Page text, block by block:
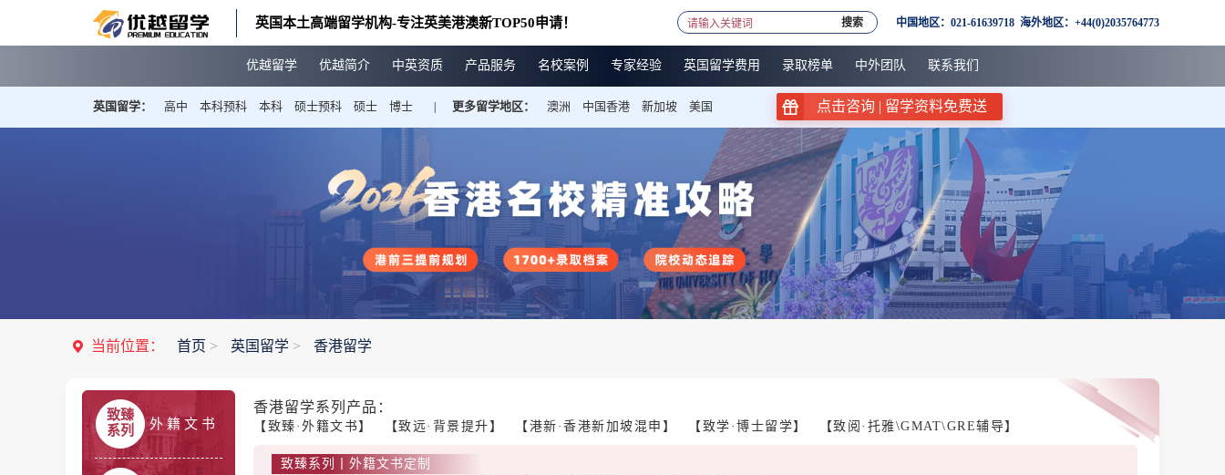
英国本土高端留学机构-专注英美港澳新TOP50申请！ 中国地区：021-61639718 海外地区：+44(0)2035764773
搜索
优越留学 优越简介 中英资质 产品服务 名校案例 专家经验 英国留学费用 录取榜单 中外团队 联系我们
英国留学： 高中 本科预科 本科 硕士预科 硕士 博士 更多留学地区： 澳洲 中国香港 新加坡 美国 点击咨询 | 留学资料免费送
当前位置： 首页 > 英国留学 > 香港留学
致臻
系列
外 籍 文 书
香港留学系列产品：
【致臻·外籍文书】 【致远·背景提升】 【港新·香港新加坡混申】 【致学·博士留学】 【致阅·托雅\GMAT\GRE辅导】
致臻系列丨外籍文书定制